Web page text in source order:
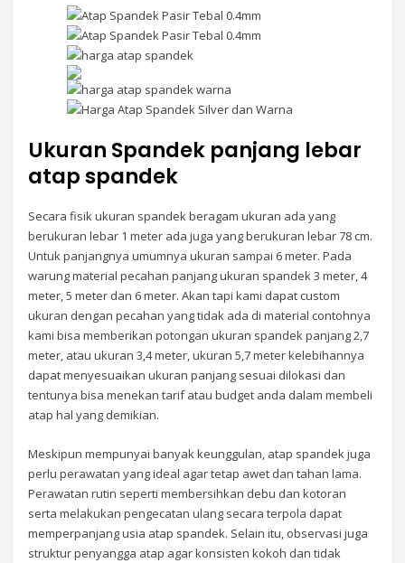
Ukuran Spandek panjang lebar
atap spandek
Secara fisik ukuran spandek beragam ukuran ada yang
berukuran lebar 1 meter ada juga yang berukuran lebar 78 cm.
Untuk panjangnya umumnya ukuran sampai 6 meter. Pada
warung material pecahan panjang ukuran spandek 3 meter, 4
meter, 5 meter dan 6 meter. Akan tapi kami dapat custom
ukuran dengan pecahan yang tidak ada di material contohnya
kami bisa memberikan potongan ukuran spandek panjang 2,7
meter, atau ukuran 3,4 meter, ukuran 5,7 meter kelebihannya
dapat menyesuaikan ukuran panjang sesuai dilokasi dan
tentunya bisa menekan tarif atau budget anda dalam membeli
atap hal yang demikian.
Meskipun mempunyai banyak keunggulan, atap spandek juga
perlu perawatan yang ideal agar tetap awet dan tahan lama.
Perawatan rutin seperti membersihkan debu dan kotoran
serta melakukan pengecatan ulang secara terpola dapat
memperpanjang usia atap spandek. Selain itu, observasi juga
struktur penyangga atap agar konsisten kokoh dan tidak